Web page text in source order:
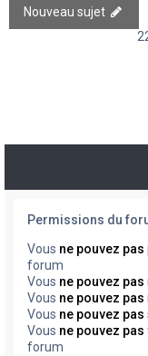
Nouveau sujet
Permissions du
Vous ne pouvez pas
forum
Vous ne pouvez pas
Vous ne pouvez pas
Vous ne pouvez pas
Vous ne pouvez pas
forum